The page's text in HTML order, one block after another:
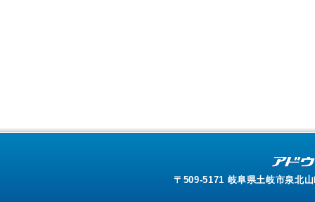
〒509-5171 岐阜県土岐市泉北